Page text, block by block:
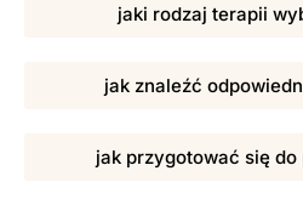
jaki rodzaj terapii
jak znaleźć
jak przygotować się